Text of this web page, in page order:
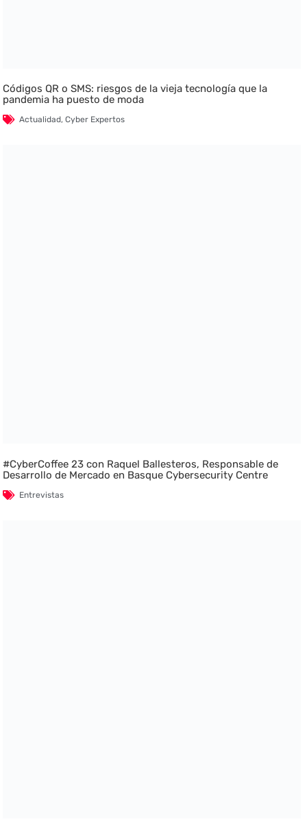
Códigos QR o SMS: riesgos de la vieja tecnología que la
pandemia ha puesto de moda
Actualidad,Cyber Expertos
#CyberCoffee 23 con Raquel Ballesteros, Responsable de
Desarrollo de Mercado en Basque Cybersecurity Centre
Entrevistas